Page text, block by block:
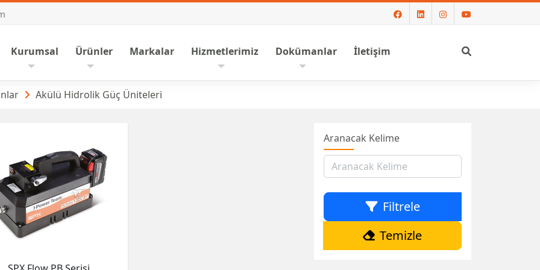
Anasayfa
Kurumsal Ürünler Markalar Hizmetlerimiz Dokümanlar İletişim
Üniteleri
Akülü Hidrolik Güç Üniteleri
Aranacak Kelime
Filtrele
Temizle